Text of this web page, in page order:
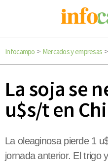
Infocampo > Mercados y empresas >
La soja se
u$s/t en
La oleaginosa pierde 1
jornada anterior. El trigo